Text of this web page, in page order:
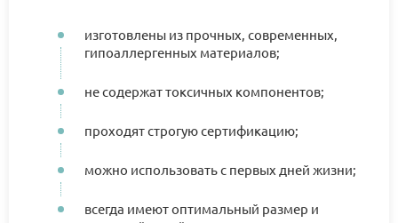
изготовлены из прочных, современных,
гипоаллергенных материалов;
не содержат токсичных компонентов;
проходят строгую сертификацию;
можно использовать с первых дней жизни;
всегда имеют оптимальный размер и